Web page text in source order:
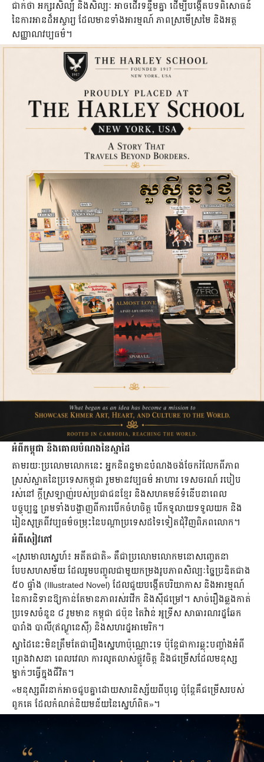
ជាក់ថា អក្សរសិល្ប៍ និងសិល្បៈ អាចដើរទន្ទឹមគ្នា ដើម្បីបង្កើតបទពិសោធន៍
នៃការអានដ៏អស្ចារ្យ ដែលមានទាំងអារម្មណ៍ ភាពស្រមើស្រមៃ និងអត្ត
សញ្ញាណវប្បធម៌។
អំពីកម្ពុជា និងគោលបំណងនៃស្នាដៃ
តាមរយៈប្រលោមលោកនេះ អ្នកនិពន្ធមានបំណងចង់ចែករំលែកពីភាព
ស្រស់ស្អាតនៃប្រទេសកម្ពុជា រួមមានវប្បធម៌ អាហារ ទេសចរណ៍ របៀប
រស់នៅ ក្តីស្រឡាញ់របស់ប្រជាជនខ្មែរ និងសហគមន៍ទំនើបនាពេល
បច្ចុប្បន្ន ព្រមទាំងបង្ហាញពីការបើកចំហចិត្ត បើកទូលាយទទួលយក និង
រៀនសូត្រពីវប្បធម៌ចម្រុះនៃបណ្តាប្រទេសដទៃទៀតជុំវិញពិភពលោក។
អំពីសៀវភៅ
«ស្រមោលស្នេហ៍៖ អតីតជាតិ» គឺជាប្រលោមលោកមនោសញ្ចេតនា
បែបសហសម័យ ដែលរួមបញ្ចូលជាមួយកម្រងរូបភាពសិល្បៈច្នៃប្រឌិតជាង
៥០ ផ្ទាំង (Illustrated Novel) ដែលជួយបង្កើតបរិយាកាស និងអារម្មណ៍
នៃការនិទានឱ្យកាន់តែមានភាពរស់រវើក និងស៊ីជម្រៅ។ សាច់រឿងឆ្លងកាត់
ប្រទេសចំនួន ៨ រួមមាន កម្ពុជា ជប៉ុន តៃវ៉ាន់ អូទ្រីស សាធារណរដ្ឋឆែក
បារាំង បាលី(ឥណ្ឌូនេស៊ី) និងសហរដ្ឋអាមេរិក។
ស្នាដៃនេះមិនត្រឹមតែជារឿងស្នេហាប៉ុណ្ណោះទេ ប៉ុន្តែជាការឆ្លុះបញ្ចាំងអំពី
ព្រេងវាសនា ពេលវេលា ការលូតលាស់ផ្លូវចិត្ត និងជម្រើសដែលមនុស្ស
ម្នាក់ៗធ្វើក្នុងជីវិត។
«មនុស្សពីរនាក់អាចជួបគ្នាដោយសារនិស្ស័យពីបុព្វេ ប៉ុន្តែគឺជម្រើសរបស់
ពួកគេ ដែលកំណត់និយមន័យនៃស្នេហ៍ពិត»។